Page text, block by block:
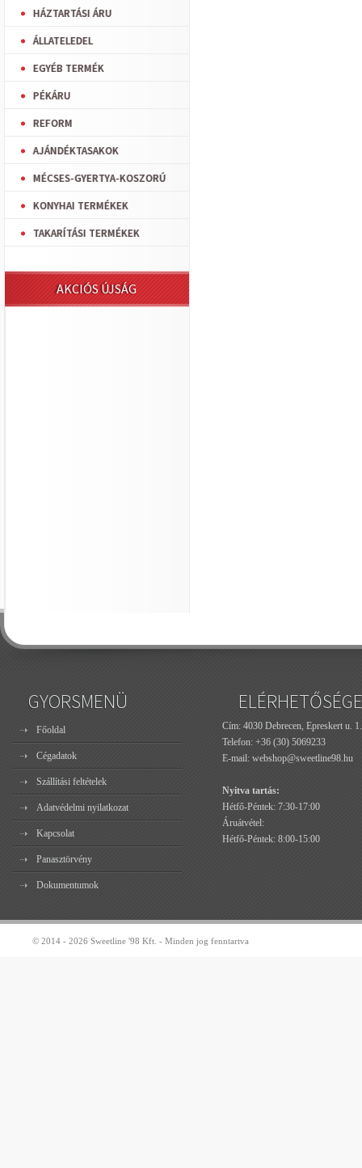
HÁZTARTÁSI ÁRU
ÁLLATELEDEL
EGYÉB TERMÉK
PÉKÁRU
REFORM
AJÁNDÉKTASAKOK
MÉCSES-GYERTYA-KOSZORÚ
KONYHAI TERMÉKEK
TAKARÍTÁSI TERMÉKEK
AKCIÓS ÚJSÁG
GYORSMENÜ
Főoldal
Cégadatok
Szállítási feltételek
Adatvédelmi nyilatkozat
Kapcsolat
Panasztörvény
Dokumentumok
Cím: 4030 Debrecen, Epreskert u. 1.
Telefon: +36 (30) 5069233
E-mail: webshop@sweetline98.hu
Nyitva tartás:
Hétfő-Péntek: 7:30-17:00
Áruátvétel:
Hétfő-Péntek: 8:00-15:00
© 2014 - 2026 Sweetline '98 Kft. - Minden jog fenntartva